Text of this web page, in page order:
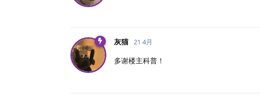
灰猫 21 4月
多谢楼主科普！